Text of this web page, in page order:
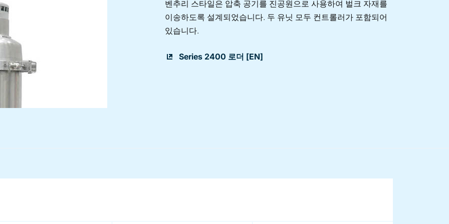
벤추리 스타일은 압축 공기를 진공원으로 사용하여 벌크 자재를
이송하도록 설계되었습니다. 두 유닛 모두 컨트롤러가 포함되어
있습니다.
Series 2400 로더 [EN]